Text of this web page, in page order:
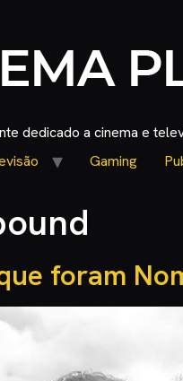
dedicado a cinema e
Gaming
foram